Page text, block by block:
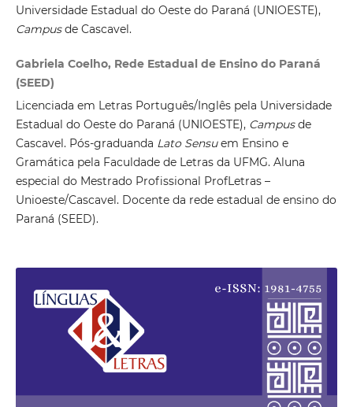
Universidade Estadual do Oeste do Paraná (UNIOESTE),
Campusde Cascavel.
Gabriela Coelho, Rede Estadual de Ensino do Paraná
(SEED)
Licenciada em Letras Português/Inglês pela Universidade
Estadual do Oeste do Paraná (UNIOESTE), Campusde
Cascavel. Pós-graduanda Lato Sensuem Ensino e
Gramática pela Faculdade de Letras da UFMG. Aluna
especial do Mestrado Profissional ProfLetras –
Unioeste/Cascavel. Docente da rede estadual de ensino do
Paraná (SEED).